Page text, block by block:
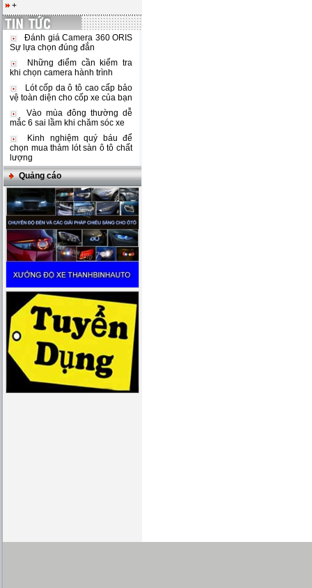
+
Đánh giá Camera 360 ORIS
Sự lựa chọn đúng đắn
Những điểm cần kiểm tra
khi chọn camera hành trình
Lót cốp da ô tô cao cấp bảo
vệ toàn diện cho cốp xe của bạn
Vào mùa đông thường dễ
mắc 6 sai lầm khi chăm sóc xe
Kinh nghiệm quý báu để
chọn mua thảm lót sàn ô tô chất
lượng
Quảng cáo